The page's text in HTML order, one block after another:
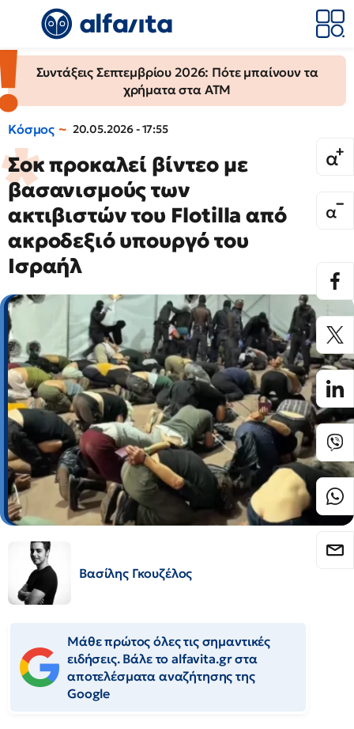
Συντάξεις Σεπτεμβρίου 2026: Πότε μπαίνουν τα
χρήματα στα ΑΤΜ
Κόσμος 20.05.2026 - 17:55
Σοκ προκαλεί βίντεο με
βασανισμούς των
ακτιβιστών του Flotilla από
ακροδεξιό υπουργό του
Ισραήλ
Βασίλης Γκουζέλος
Μάθε πρώτος όλες τις σημαντικές
ειδήσεις. Βάλε το alfavita.gr στα
αποτελέσματα αναζήτησης της
Google